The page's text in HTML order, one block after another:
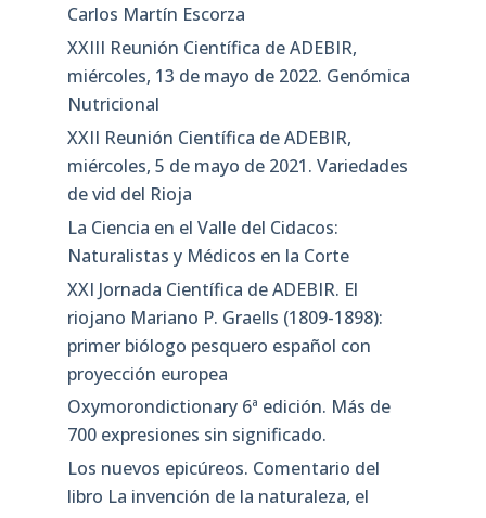
Carlos Martín Escorza
XXIII Reunión Científica de ADEBIR,
miércoles, 13 de mayo de 2022. Genómica
Nutricional
XXII Reunión Científica de ADEBIR,
miércoles, 5 de mayo de 2021. Variedades
de vid del Rioja
La Ciencia en el Valle del Cidacos:
Naturalistas y Médicos en la Corte
XXI Jornada Científica de ADEBIR. El
riojano Mariano P. Graells (1809-1898):
primer biólogo pesquero español con
proyección europea
Oxymorondictionary 6ª edición. Más de
700 expresiones sin significado.
Los nuevos epicúreos. Comentario del
libro La invención de la naturaleza, el